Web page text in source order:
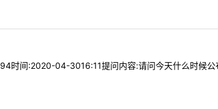
时间:2020-04-3016:11提问内容:请问今天什么时候